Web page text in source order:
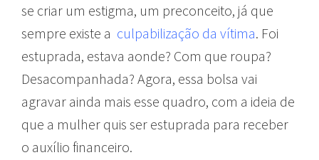
se criar um estigma, um preconceito, já que
sempre existe a culpabilização da vítima. Foi
estuprada, estava aonde? Com que roupa?
Desacompanhada? Agora, essa bolsa vai
agravar ainda mais esse quadro, com a ideia de
que a mulher quis ser estuprada para receber
o auxílio financeiro.